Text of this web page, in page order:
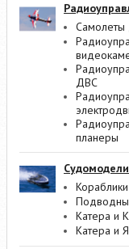
Самолеты
ДВС
планеры
Судомодели
Катера и
Катера и